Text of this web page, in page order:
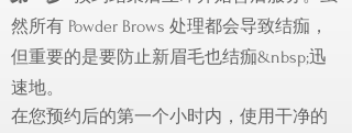
然所有 Powder Brows 处理都会导致结痂，
但重要的是要防止新眉毛也结痂&nbsp;迅
速地。
在您预约后的第一个小时内，使用干净的